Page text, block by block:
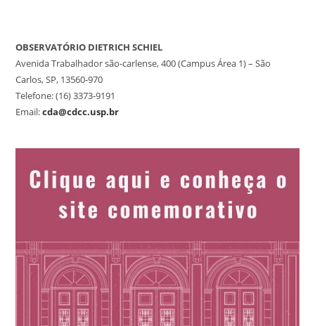
OBSERVATÓRIO DIETRICH SCHIEL
Avenida Trabalhador são-carlense, 400 (Campus Área 1) – São
Carlos, SP, 13560-970
Telefone: (16) 3373-9191
Email:cda@cdcc.usp.br